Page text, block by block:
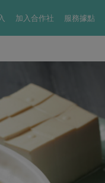
加入合作社 服務據點